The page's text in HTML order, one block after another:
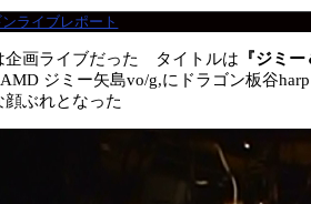
ライブレポート
企画ライブだった タイトルは 『ジミ
ジミー矢島vo/g,にドラゴン板谷
顔ぶれとなった